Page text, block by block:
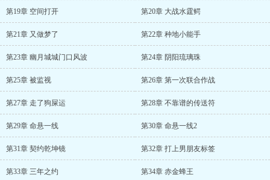
第19章 空间打开 第20章 大战水霆鳄
第21章 又做梦了 第22章 种地小能手
第23章 幽月城城门口风波 第24章 阴阳琉璃珠
第25章 被监视 第26章 第一次联合作战
第27章 走了狗屎运 第28章 不靠谱的传送符
第29章 命悬一线 第30章 命悬一线2
第31章 契约乾坤镜 第32章 打上男朋友标签
第33章 三年之约 第34章 赤金蜂王